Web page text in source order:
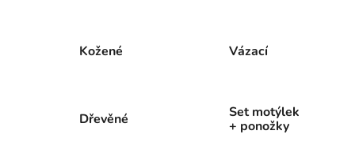
Kožené Vázací
Dřevěné
Set motýlek
+ ponožky